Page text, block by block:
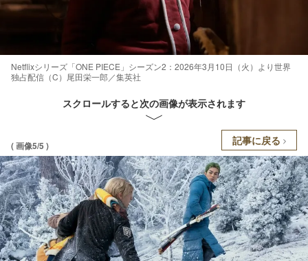
Netflixシリーズ「ONE PIECE」シーズン2：2026年3月10日（火）より世界
独占配信（C）尾田栄一郎／集英社
スクロールすると次の画像が表示されます
( 画像5/5 ) 記事に戻る